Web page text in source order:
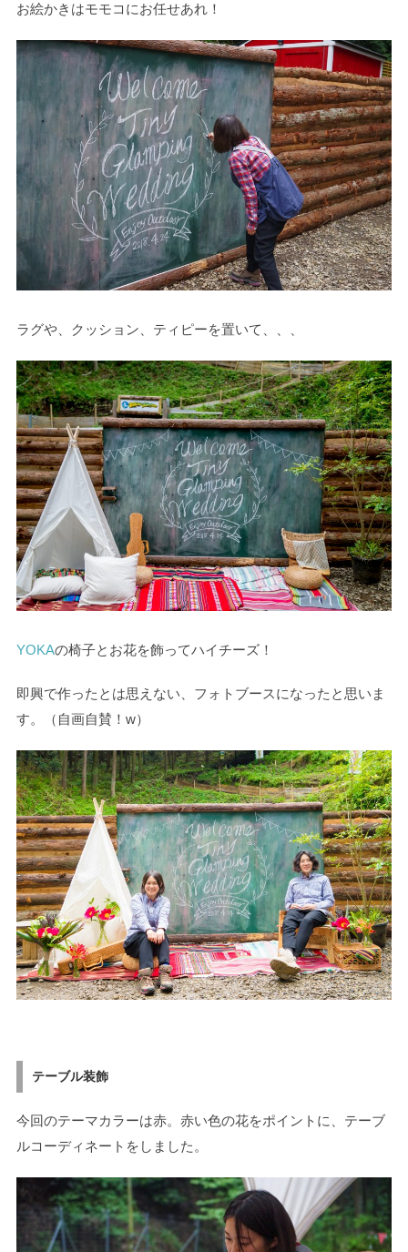
お絵かきはモモコにお任せあれ！
ラグや、クッション、ティピーを置いて、、、
YOKAの椅子とお花を飾ってハイチーズ！
即興で作ったとは思えない、フォトブースになったと思いま
す。（自画自賛！w）
テーブル装飾
今回のテーマカラーは赤。赤い色の花をポイントに、テーブ
ルコーディネートをしました。